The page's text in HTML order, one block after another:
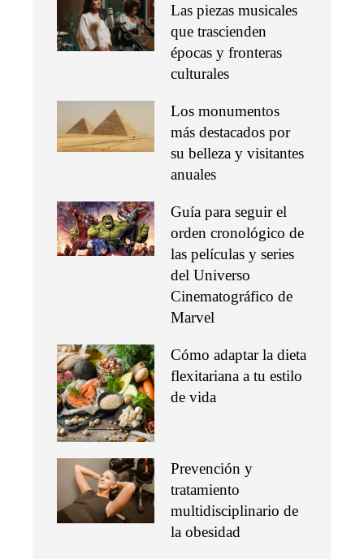
Las piezas musicales
que trascienden
épocas y fronteras
culturales
Los monumentos
más destacados por
su belleza y visitantes
anuales
Guía para seguir el
orden cronológico de
las películas y series
del Universo
Cinematográfico de
Marvel
Cómo adaptar la dieta
flexitariana a tu estilo
de vida
Prevención y
tratamiento
multidisciplinario de
la obesidad